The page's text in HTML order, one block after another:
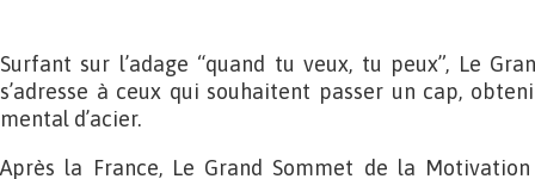
Surfant sur l’adage “quand tu veux, tu peux”, Le
s’adresse à ceux qui souhaitent passer un cap,
mental d’acier.
Après la France, Le Grand Sommet de la